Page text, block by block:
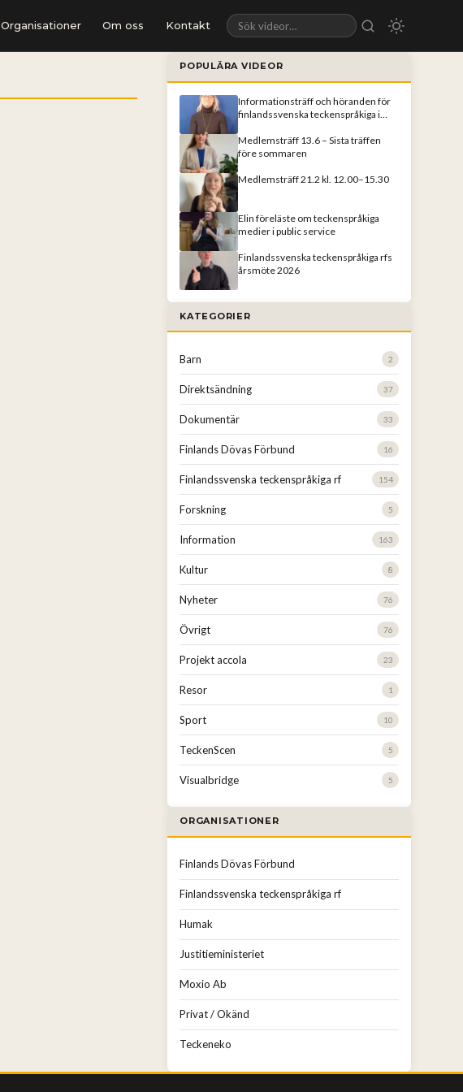
Organisationer Om oss Kontakt
Sök videor
POPULÄRA VIDEOR
Informationsträff och höranden för
finlandssvenska teckenspråkiga i
Medlemsträff 13.6 – Sista träffen
före sommaren
Medlemsträff 21.2 kl. 12.00–15.30
Elin föreläste om teckenspråkiga
medier i public service
Finlandssvenska teckenspråkiga rfs
årsmöte 2026
KATEGORIER
Barn 2
Direktsändning 37
Dokumentär 33
Finlands Dövas Förbund 16
Finlandssvenska teckenspråkiga rf 154
Forskning 5
Information 163
Kultur 8
Nyheter 76
Övrigt 76
Projekt accola 23
Resor 1
Sport 10
TeckenScen 5
Visualbridge 5
ORGANISATIONER
Finlands Dövas Förbund
Finlandssvenska teckenspråkiga rf
Humak
Justitieministeriet
Moxio Ab
Privat / Okänd
Teckeneko